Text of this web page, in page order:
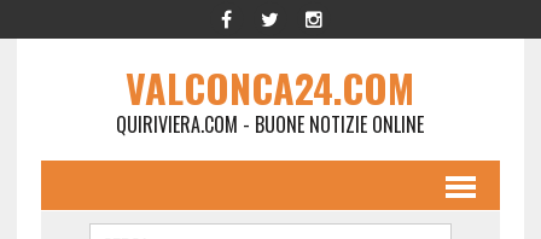
VALCONCA24.COM
QUIRIVIERA.COM - BUONE NOTIZIE ONLINE